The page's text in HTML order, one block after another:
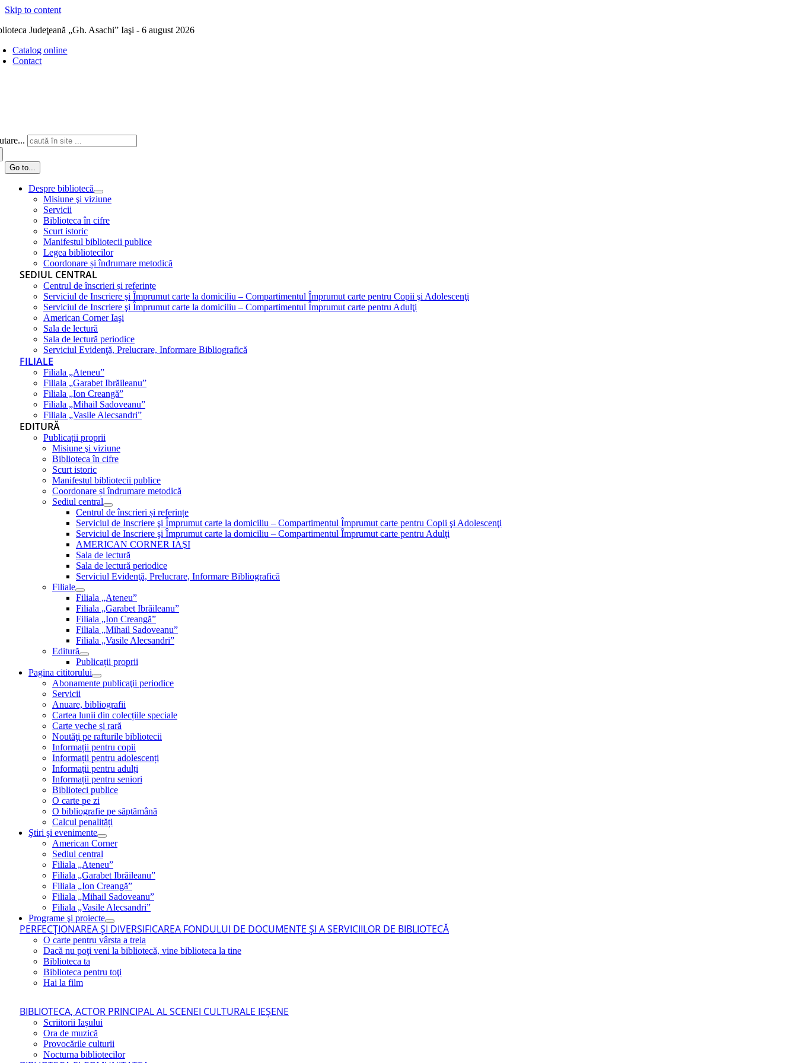
Skip to content
Judeţeană „Gh. Asachi” Iaşi - 6 august 2026
Catalog online
Contact
Go to...
Despre bibliotecă
Misiune şi viziune
Servicii
Biblioteca în cifre
Scurt istoric
Manifestul bibliotecii publice
Legea bibliotecilor
Coordonare și îndrumare metodică
SEDIUL CENTRAL
Centrul de înscrieri și referințe
Serviciul de Inscriere şi Împrumut carte la domiciliu – Compartimentul Împrumut carte pentru Copii şi Adolescenţi
Serviciul de Inscriere şi Împrumut carte la domiciliu – Compartimentul Împrumut carte pentru Adulţi
American Corner Iaşi
Sala de lectură
Sala de lectură periodice
Serviciul Evidenţă, Prelucrare, Informare Bibliografică
FILIALE
Filiala „Ateneu”
Filiala „Garabet Ibrăileanu”
Filiala „Ion Creangă”
Filiala „Mihail Sadoveanu”
Filiala „Vasile Alecsandri”
EDITURĂ
Publicații proprii
Misiune şi viziune
Biblioteca în cifre
Scurt istoric
Manifestul bibliotecii publice
Coordonare și îndrumare metodică
Sediul central
Centrul de înscrieri și referințe
Serviciul de Inscriere şi Împrumut carte la domiciliu – Compartimentul Împrumut carte pentru Copii şi Adolescenţi
Serviciul de Inscriere şi Împrumut carte la domiciliu – Compartimentul Împrumut carte pentru Adulţi
AMERICAN CORNER IAŞI
Sala de lectură
Sala de lectură periodice
Serviciul Evidenţă, Prelucrare, Informare Bibliografică
Filiale
Filiala „Ateneu”
Filiala „Garabet Ibrăileanu”
Filiala „Ion Creangă”
Filiala „Mihail Sadoveanu”
Filiala „Vasile Alecsandri”
Editură
Publicații proprii
Pagina cititorului
Abonamente publicaţii periodice
Servicii
Anuare, bibliografii
Cartea lunii din colecțiile speciale
Carte veche și rară
Noutăţi pe rafturile bibliotecii
Informații pentru copii
Informații pentru adolescenți
Informații pentru adulți
Informații pentru seniori
Biblioteci publice
O carte pe zi
O bibliografie pe săptămână
Calcul penalități
Ştiri şi evenimente
American Corner
Sediul central
Filiala „Ateneu”
Filiala „Garabet Ibrăileanu”
Filiala „Ion Creangă”
Filiala „Mihail Sadoveanu”
Filiala „Vasile Alecsandri”
Programe şi proiecte
PERFECŢIONAREA ŞI DIVERSIFICAREA FONDULUI DE DOCUMENTE ŞI A SERVICIILOR DE BIBLIOTECĂ
O carte pentru vârsta a treia
Dacă nu poţi veni la bibliotecă, vine biblioteca la tine
Biblioteca ta
Biblioteca pentru toţi
Hai la film
BIBLIOTECA, ACTOR PRINCIPAL AL SCENEI CULTURALE IEŞENE
Scriitorii Iaşului
Ora de muzică
Provocările culturii
Nocturna bibliotecilor